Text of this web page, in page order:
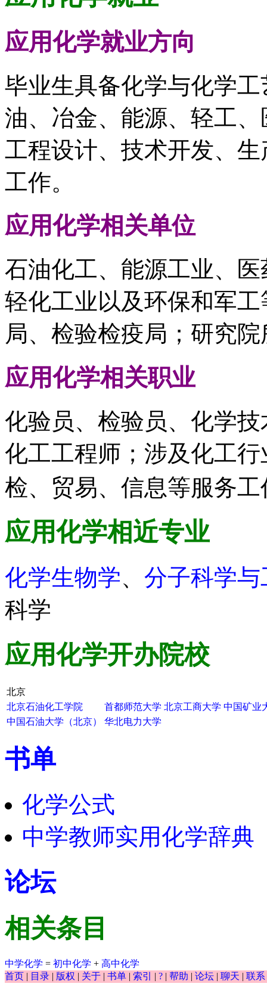
应用化学就业方向
毕业生具备化学与化学
油、冶金、能源、轻工
工程设计、技术开发、
工作。
应用化学相关单位
石油化工、能源工业、
轻化工业以及环保和军
局、检验检疫局；研究
应用化学相关职业
化验员、检验员、化学
化工工程师；涉及化工
检、贸易、信息等服务
应用化学相近专业
化学生物学、 分子科学与
科学
应用化学开办院校
北京
北京石油化工学院
首都师范大学 北京工商大学 中国矿业
中国石油大学（北京）
华北电力大学
书单
化学公式
中学教师实用化学辞典
论坛
相关条目
中学化学 = 初中化学 + 高中化学
首页 | 目录 | 版权 | 关于 | 书单 | 索引 | ? | 帮助 | 论坛 | 聊天 | 联系